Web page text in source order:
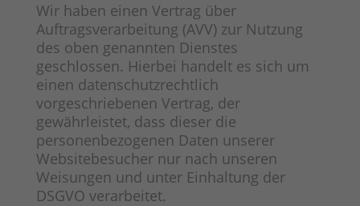
Wir haben einen Vertrag über
Auftragsverarbeitung (AVV) zur Nutzung
des oben genannten Dienstes
geschlossen. Hierbei handelt es sich um
einen datenschutzrechtlich
vorgeschriebenen Vertrag, der
gewährleistet, dass dieser die
personenbezogenen Daten unserer
Websitebesucher nur nach unseren
Weisungen und unter Einhaltung der
DSGVO verarbeitet.